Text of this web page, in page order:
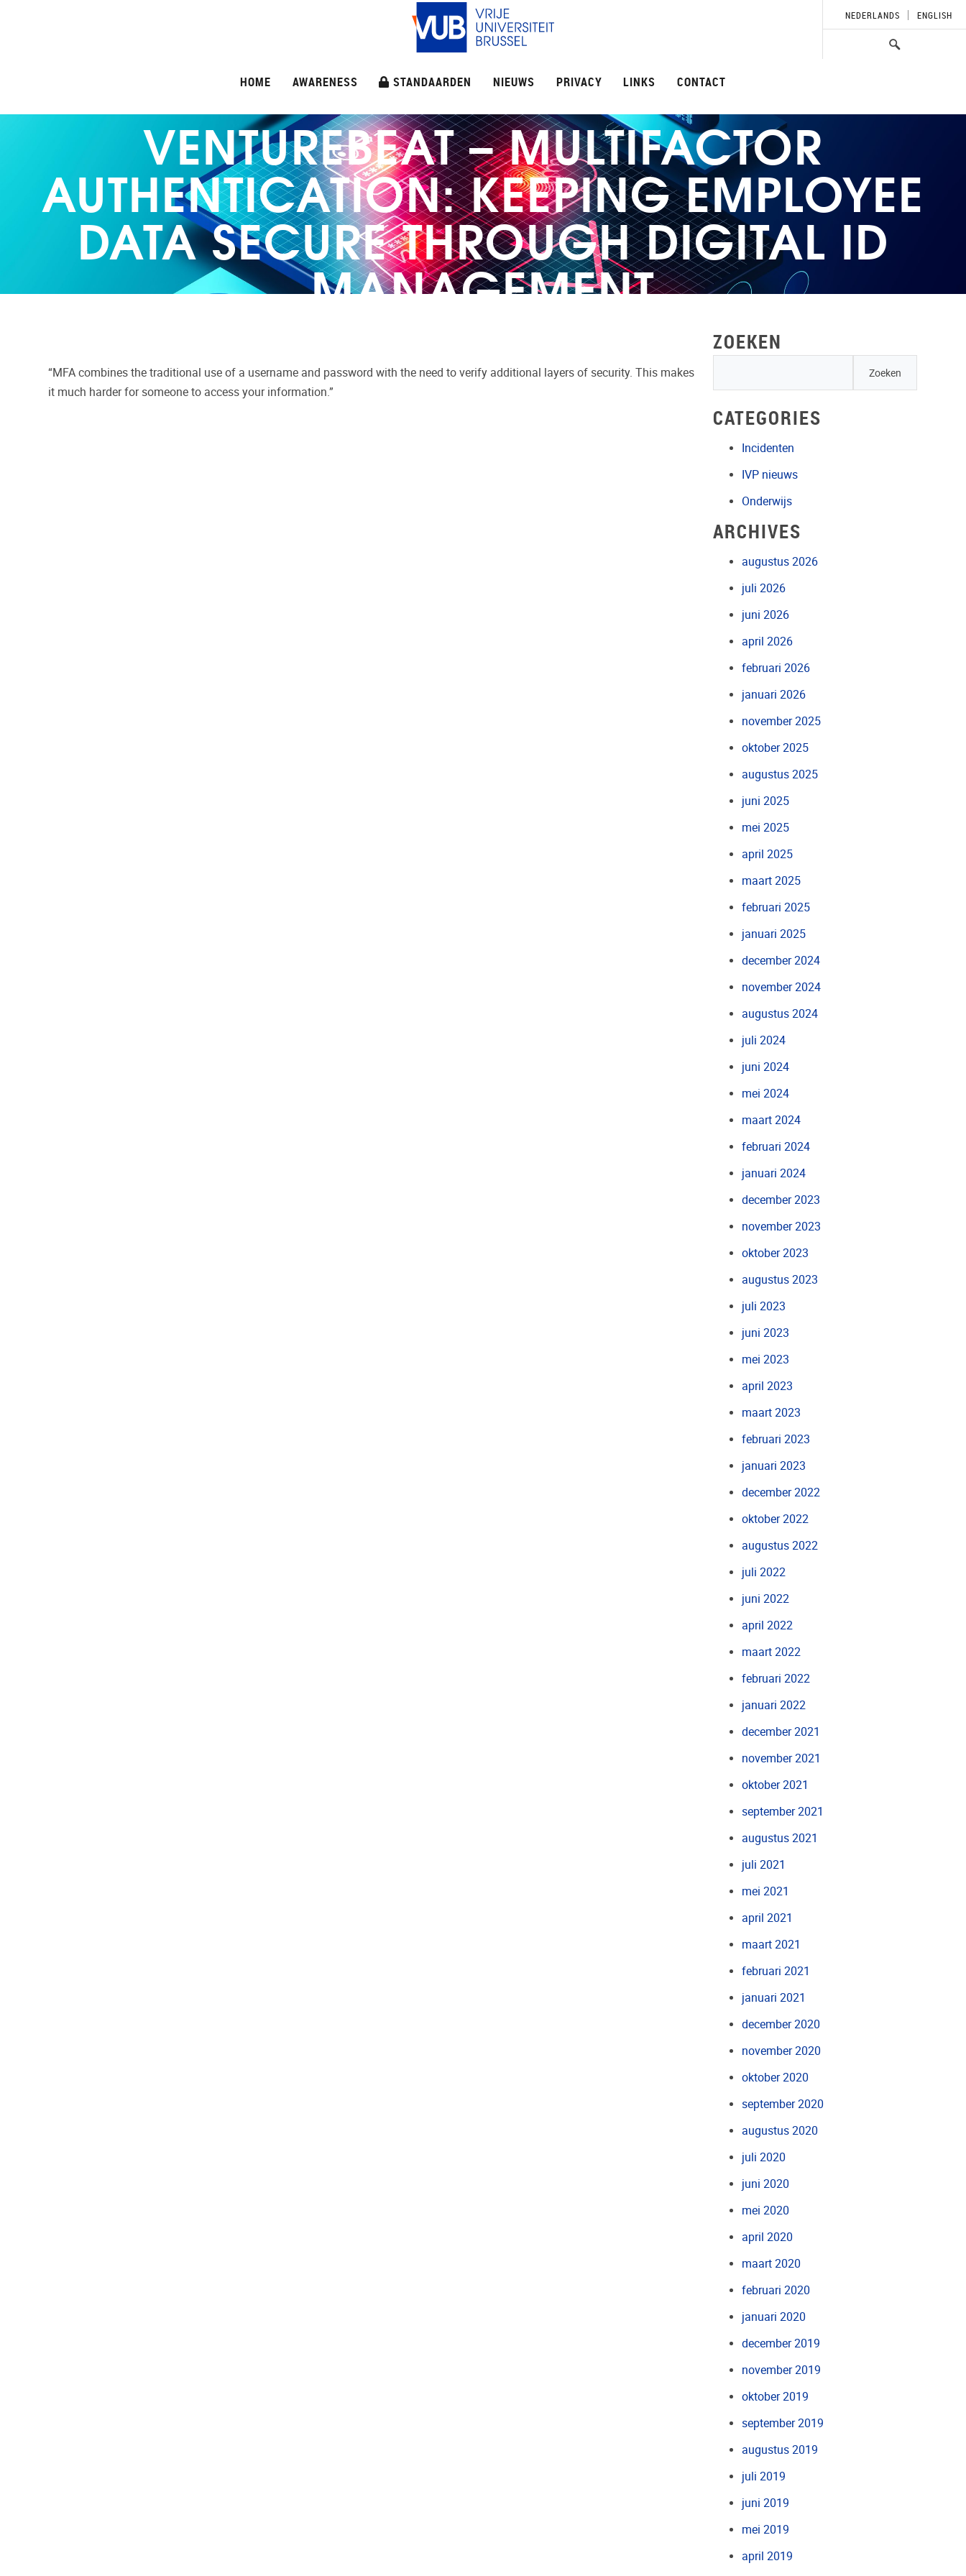
HOME AWARENESS STANDAARDEN NIEUWS PRIVACY LINKS CONTACT
NEDERLANDS ENGLISH
VENTUREBEAT – MULTIFACTOR
AUTHENTICATION: KEEPING EMPLOYEE
DATA SECURE THROUGH DIGITAL ID
MANAGEMENT
“MFA combines the traditional use of a username and password with the need to verify additional layers of security. This makes
it much harder for someone to access your information.”
ZOEKEN
CATEGORIES
Incidenten
IVP nieuws
Onderwijs
ARCHIVES
augustus 2026
juli 2026
juni 2026
april 2026
februari 2026
januari 2026
november 2025
oktober 2025
augustus 2025
juni 2025
mei 2025
april 2025
maart 2025
februari 2025
januari 2025
december 2024
november 2024
augustus 2024
juli 2024
juni 2024
mei 2024
maart 2024
februari 2024
januari 2024
december 2023
november 2023
oktober 2023
augustus 2023
juli 2023
juni 2023
mei 2023
april 2023
maart 2023
februari 2023
januari 2023
december 2022
oktober 2022
augustus 2022
juli 2022
juni 2022
april 2022
maart 2022
februari 2022
januari 2022
december 2021
november 2021
oktober 2021
september 2021
augustus 2021
juli 2021
mei 2021
april 2021
maart 2021
februari 2021
januari 2021
december 2020
november 2020
oktober 2020
september 2020
augustus 2020
juli 2020
juni 2020
mei 2020
april 2020
maart 2020
februari 2020
januari 2020
december 2019
november 2019
oktober 2019
september 2019
augustus 2019
juli 2019
juni 2019
mei 2019
april 2019